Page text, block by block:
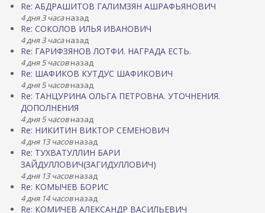
Re: АБДРАШИТОВ ГАЛИМЗЯН АШРАФЬЯНОВИЧ
4 дня 3 часаназад
Re: СОКОЛОВ ИЛЬЯ ИВАНОВИЧ
4 дня 3 часаназад
Re: ГАРИФЗЯНОВ ЛОТФИ. НАГРАДА ЕСТЬ.
4 дня 5 часовназад
Re: ШАФИКОВ КУТДУС ШАФИКОВИЧ
4 дня 5 часовназад
Re: ТАНЦУРИНА ОЛЬГА ПЕТРОВНА. УТОЧНЕНИЯ.
ДОПОЛНЕНИЯ
4 дня 5 часовназад
Re: НИКИТИН ВИКТОР СЕМЕНОВИЧ
4 дня 13 часовназад
Re: ТУХВАТУЛЛИН БАРИ
ЗАЙДУЛЛОВИЧ(ЗАГИДУЛЛОВИЧ)
4 дня 13 часовназад
Re: КОМЫЧЕВ БОРИС
4 дня 14 часовназад
Re: КОМИЧЕВ АЛЕКСАНДР ВАСИЛЬЕВИЧ